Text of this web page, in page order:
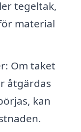
tegeltak,
material
Om taket
åtgärdas
kan